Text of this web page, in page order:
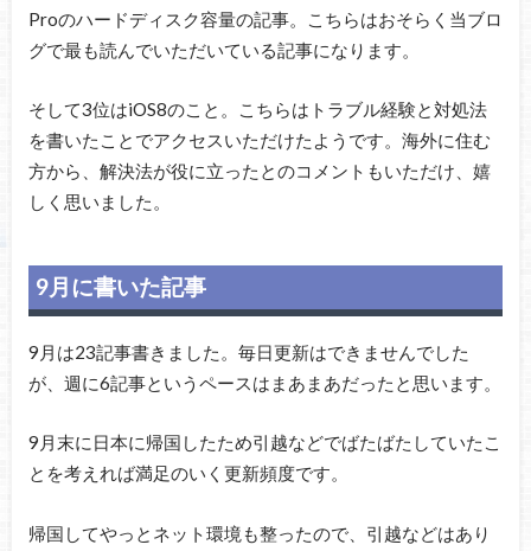
Proのハードディスク容量の記事。こちらはおそらく当ブロ
グで最も読んでいただいている記事になります。
そして3位はiOS8のこと。こちらはトラブル経験と対処法
を書いたことでアクセスいただけたようです。海外に住む
方から、解決法が役に立ったとのコメントもいただけ、嬉
しく思いました。
9月に書いた記事
9月は23記事書きました。毎日更新はできませんでした
が、週に6記事というペースはまあまあだったと思います。
9月末に日本に帰国したため引越などでばたばたしていたこ
とを考えれば満足のいく更新頻度です。
帰国してやっとネット環境も整ったので、引越などはあり